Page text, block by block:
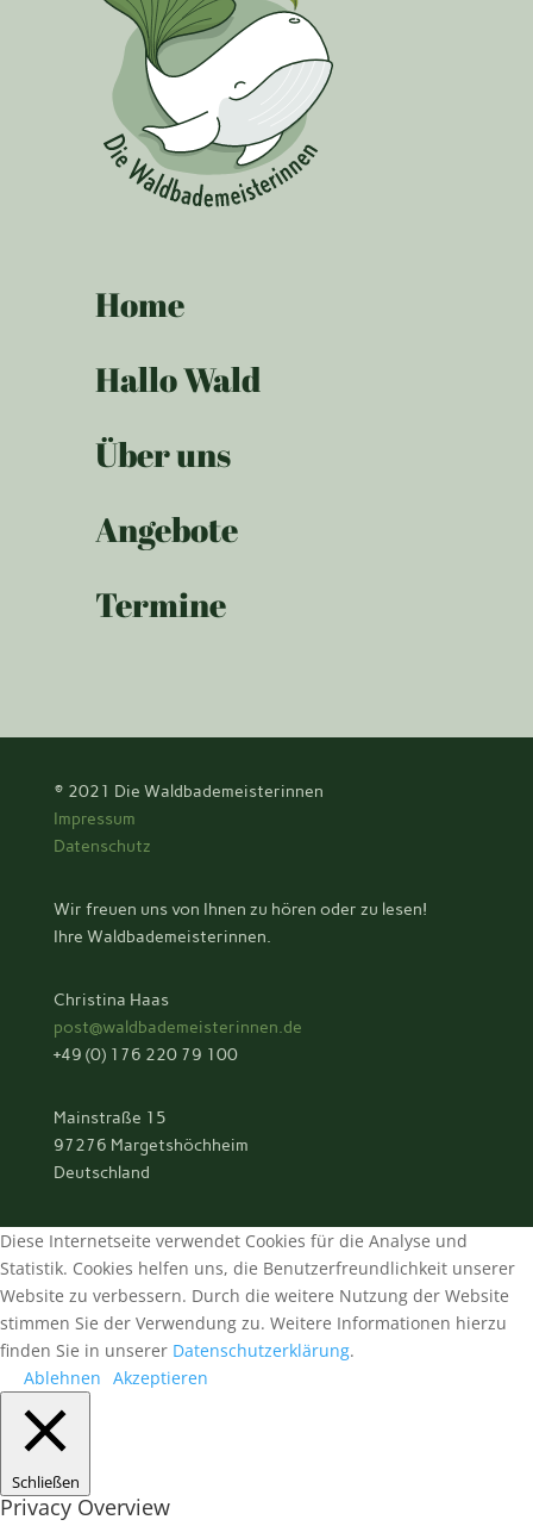
Home
Hallo Wald
Über uns
Angebote
Termine
© 2021 Die Waldbademeisterinnen
Impressum
Datenschutz
Wir freuen uns von Ihnen zu hören oder zu lesen!
Ihre Waldbademeisterinnen.
Christina Haas
post@waldbademeisterinnen.de
+49 (0) 176 220 79 100
Mainstraße 15
97276 Margetshöchheim
Deutschland
Diese Internetseite verwendet Cookies für die Analyse und
Statistik. Cookies helfen uns, die Benutzerfreundlichkeit unserer
Website zu verbessern. Durch die weitere Nutzung der Website
stimmen Sie der Verwendung zu. Weitere Informationen hierzu
finden Sie in unserer Datenschutzerklärung.
Ablehnen Akzeptieren
Schließen
Privacy Overview